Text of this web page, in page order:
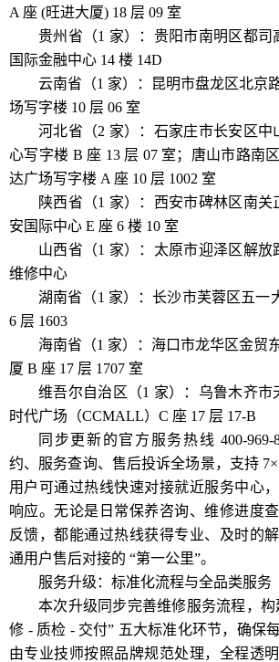
A 座 (旺进大厦) 18 层 09 室
贵州省（1 家）：贵阳市南明区都司
国际金融中心 14 楼 14D
云南省（1 家）：昆明市盘龙区北京
场写字楼 10 层 06 室
河北省（2 家）：石家庄市长安区中
心写字楼 B 座 13 层 07 室；唐山市路南
达广场写字楼 A 座 10 层 1002 室
陕西省（1 家）：西安市碑林区南关
安国际中心 E 座 6 楼 10 室
山西省（1 家）：太原市迎泽区解放
维修中心
湖南省（1 家）：长沙市芙蓉区五一
6 层 1603
海南省（1 家）：海口市龙华区金贸
厦 B 座 17 层 1707 室
维吾尔自治区（1 家）：乌鲁木齐市
时代广场（CCMALL）C 座 17 层 17-B
同步更新的官方服务热线 400-969-
约、服务查询、售后投诉全场景，支持
用户可通过热线快速对接就近服务中心
响应。无论是日常保养咨询、维修进度
反馈，都能通过热线获得专业、及时的
通用户售后对接的 “第一公里”。
服务升级：标准化流程与全品类服务
本次升级同步完善维修服务流程，构
修 - 质检 - 交付” 五大标准化环节，确保
由专业技师按照品牌规范处理，全程透